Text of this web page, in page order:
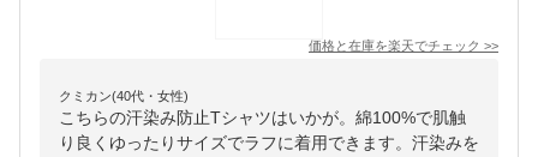
価格と在庫を楽天でチェック >>
クミカン(40代・女性)
こちらの汗染み防止Tシャツはいかが。綿100%で肌触
り良くゆったりサイズでラフに着用できます。汗染みを